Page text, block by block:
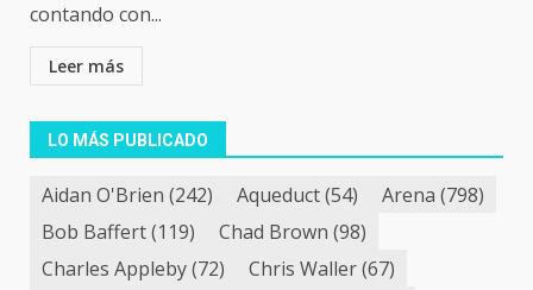
contando con...
Leer más
LO MÁS PUBLICADO
Aidan O'Brien (242) Aqueduct(54) Arena (798)
Bob Baffert(119) Chad Brown (98)
Charles Appleby(72) Chris Waller(67)